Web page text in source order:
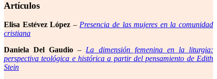
Artículos
Elisa Estévez López – Presencia de las mujeres en la comunidad
cristiana
Daniela Del Gaudio – La dimensión femenina en la liturgia:
perspectiva teológica e histórica a partir del pensamiento de Edith
Stein